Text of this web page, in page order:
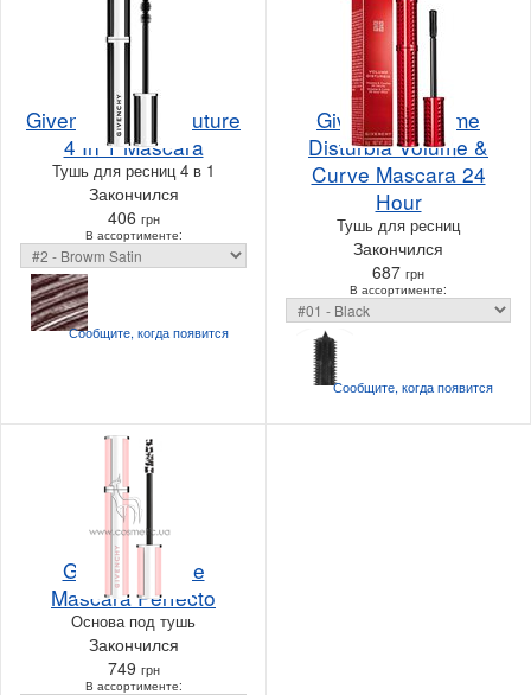
Givenchy Noir Couture
4 In 1 Mascara
Тушь для ресниц 4 в 1
Закончился
406 грн
В ассортименте:
Сообщите, когдапоявится
Givenchy Volume
Disturbia Volume &
Curve Mascara 24
Hour
Тушь для ресниц
Закончился
687 грн
В ассортименте:
Сообщите, когдапоявится
Givenchy Base
Mascara Perfecto
Основа под тушь
Закончился
749 грн
В ассортименте: